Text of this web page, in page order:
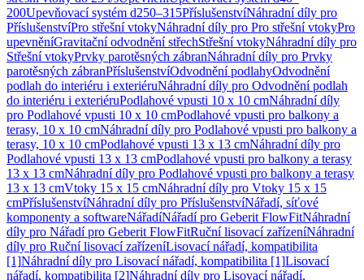
200Upevňovací systém d250–315PříslušenstvíNáhradní díly pro
PříslušenstvíPro střešní vtokyNáhradní díly pro Pro střešní vtokyPro
upevněníGravitační odvodnění střechStřešní vtokyNáhradní díly pro
Střešní vtokyPrvky parotěsných zábranNáhradní díly pro Prvky
parotěsných zábranPříslušenstvíOdvodnění podlahyOdvodnění
podlah do interiéru i exteriéruNáhradní díly pro Odvodnění podlah
do interiéru i exteriéruPodlahové vpusti 10 x 10 cmNáhradní díly
pro Podlahové vpusti 10 x 10 cmPodlahové vpusti pro balkony a
terasy, 10 x 10 cmNáhradní díly pro Podlahové vpusti pro balkony a
terasy, 10 x 10 cmPodlahové vpusti 13 x 13 cmNáhradní díly pro
Podlahové vpusti 13 x 13 cmPodlahové vpusti pro balkony a terasy
13 x 13 cmNáhradní díly pro Podlahové vpusti pro balkony a terasy
13 x 13 cmVtoky 15 x 15 cmNáhradní díly pro Vtoky 15 x 15
cmPříslušenstvíNáhradní díly pro PříslušenstvíNářadí, síťové
komponenty a softwareNářadíNářadí pro Geberit FlowFitNáhradní
díly pro Nářadí pro Geberit FlowFitRuční lisovací zařízeníNáhradní
díly pro Ruční lisovací zařízeníLisovací nářadí, kompatibilita
[1]Náhradní díly pro Lisovací nářadí, kompatibilita [1]Lisovací
nářadí, kompatibilita [2]Náhradní díly pro Lisovací nářadí,